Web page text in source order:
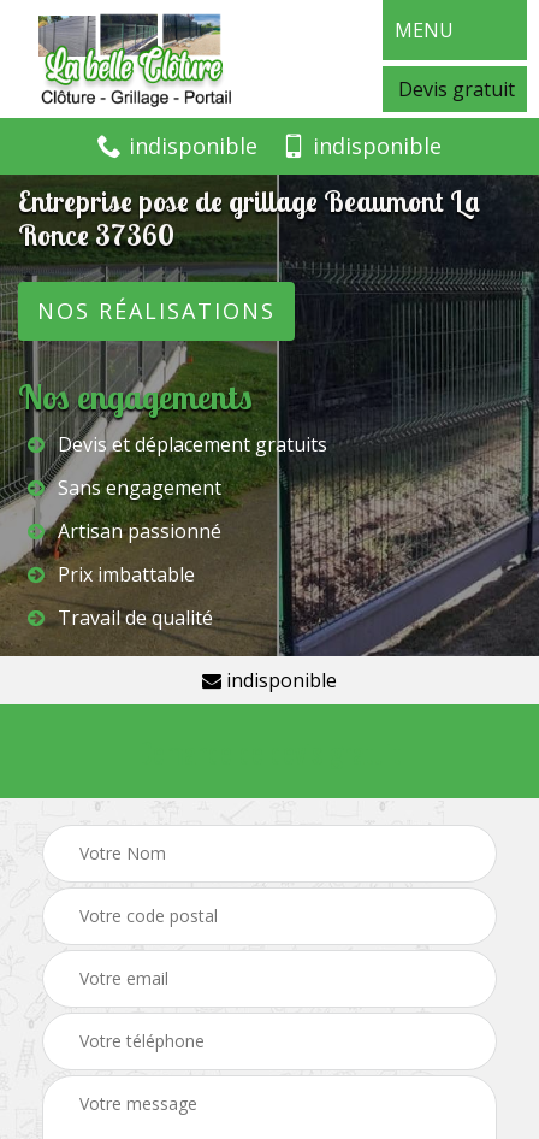
MENU
Devis gratuit
indisponible indisponible
Entreprise pose de grillage Beaumont La
Ronce 37360
NOS RÉALISATIONS
Nos engagements
Devis et déplacement gratuits
Sans engagement
Artisan passionné
Prix imbattable
Travail de qualité
indisponible